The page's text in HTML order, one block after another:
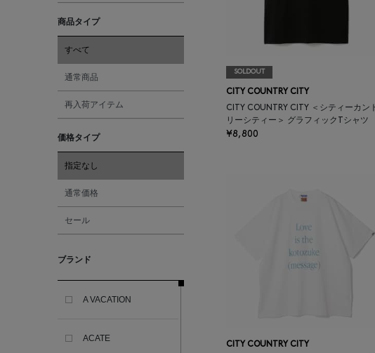
商品タイプ
すべて
通常商品
再入荷アイテム
価格タイプ
指定なし
通常価格
セール
ブランド
A VACATION
ACATE
SOLDOUT
CITY COUNTRY CITY
CITY COUNTRY CITY ＜シティーカン
リーシティー＞ グラフィックTシャツ
¥8,800
CITY COUNTRY CITY